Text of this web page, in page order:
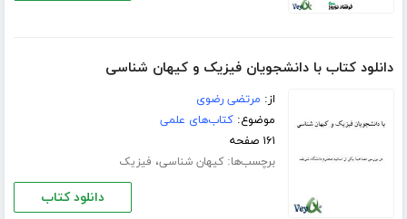
دانلود کتاب با دانشجویان فیزیک و کیهان شناسی
از: مرتضی رضوی
موضوع:کتاب‌های علمی
۱۶۱ صفحه
برچسب‌ها:کیهان شناسی، فیزیک
دانلود کتاب